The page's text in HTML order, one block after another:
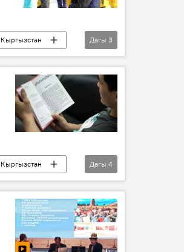
Кыргызстан
Дагы 3
Кыргызстан
Дагы 4